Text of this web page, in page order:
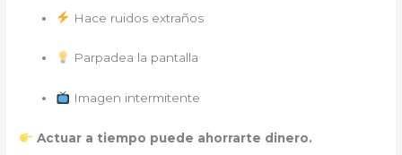
Hace ruidos extraños
Parpadea la pantalla
Imagen intermitente
Actuar a tiempo puede ahorrarte dinero.